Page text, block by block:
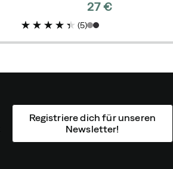
(5)price
27 €
Registriere dich für unseren
Newsletter!